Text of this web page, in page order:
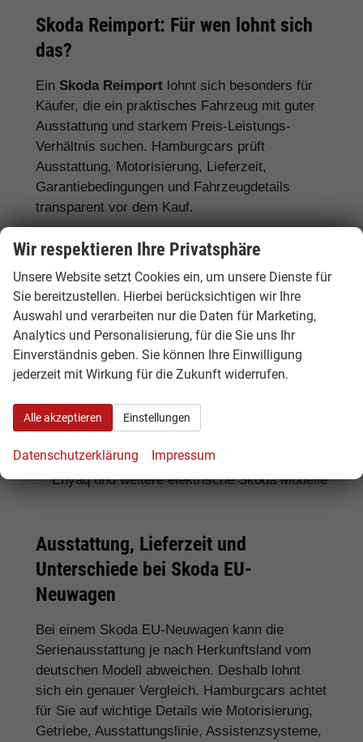
Skoda Reimport: Für wen lohnt sich
das?
Ein Skoda Reimport lohnt sich besonders für
Käufer, die ein praktisches Fahrzeug mit guter
Ausstattung und starkem Preis-Leistungs-
Verhältnis suchen. Hamburgcars prüft
Ausstattung, Motorisierung, Lieferzeit,
Garantiebedingungen und Fahrzeugdetails
transparent vor dem Kauf.
Für Familien: Skoda Octavia, Superb,
Für Pendler:Skoda Fabia, Scala, Octavia
und Kamiq
Für Vielfahrer:Skoda Octavia, Superb und
Diesel- oder Automatikmodelle
Für SUV-Fans:Skoda Kamiq, Karoq, Kodiaq
und Enyaq
Für Elektroauto-Interessenten:
Enyaq und weitere elektrische Skoda Modelle
Ausstattung, Lieferzeit und
Unterschiede bei Skoda EU-
Neuwagen
Bei einem Skoda EU-Neuwagen kann die
Serienausstattung je nach Herkunftsland vom
deutschen Modell abweichen. Deshalb lohnt
sich ein genauer Vergleich. Hamburgcars achtet
für Sie auf wichtige Details wie Motorisierung,
Getriebe, Ausstattungslinie, Assistenzsysteme,
Wir respektieren Ihre Privatsphäre
Unsere Website setzt Cookies ein, um unsere Dienste für
Sie bereitzustellen. Hierbei berücksichtigen wir Ihre
Auswahl und verarbeiten nur die Daten für Marketing,
Analytics und Personalisierung, für die Sie uns Ihr
Einverständnis geben. Sie können Ihre Einwilligung
jederzeit mit Wirkung für die Zukunft widerrufen.
Alle akzeptieren Einstellungen
Datenschutzerklärung Impressum